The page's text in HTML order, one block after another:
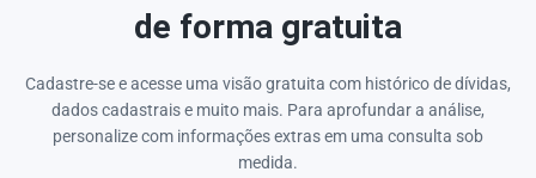
de forma gratuita
Cadastre-se e acesse uma visão gratuita com histórico de dívidas,
dados cadastrais e muito mais. Para aprofundar a análise,
personalize com informações extras em uma consulta sob
medida.